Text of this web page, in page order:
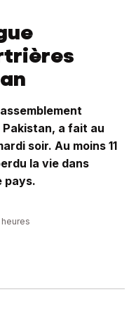
a fait au
soir. Au moins 11
la vie dans
pays.